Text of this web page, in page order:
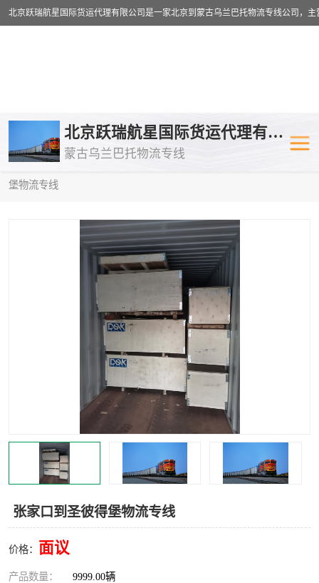
北京跃瑞航星国际货运代理有限公司
蒙古乌兰巴托物流专线
堡物流专线
张家口到圣彼得堡物流专线
价格： 面议
产品数量： 9999.00辆
乌兰巴托物流专线 乌兰巴托铁
乌兰巴托公路运输
中欧班列
蒙古乌兰巴托双清包税
蒙古乌兰巴托空运专线
蒙古乌兰巴托汽运专线